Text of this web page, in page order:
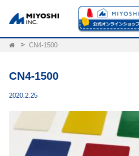
CN4-1500
CN4-1500
2020.2.25